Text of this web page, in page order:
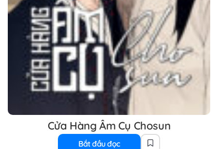
Cửa Hàng Âm Cụ Chosun
Bắt đầu đọc